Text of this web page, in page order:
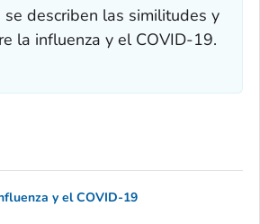
se describen las similitudes y
la influenza y el COVID-19.
y el COVID-19